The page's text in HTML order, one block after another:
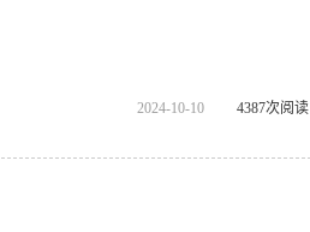
2024-10-10 4387次阅读